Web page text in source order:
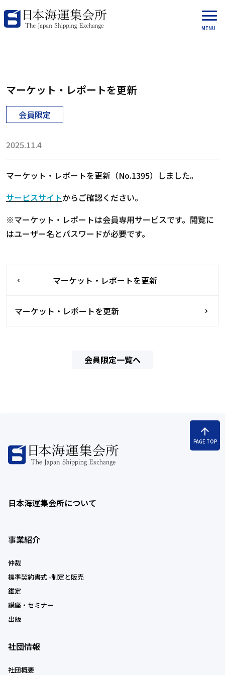
マーケット・レポートを更新
会員限定
2025.11.4
マーケット・レポートを更新（No.1395）しました。
サービスサイトからご確認ください。
※マーケット・レポートは会員専用サービスです。閲覧に
はユーザー名とパスワードが必要です。
マーケット・レポートを更新
マーケット・レポートを更新
会員限定一覧へ
arrow_upward
PAGE TOP
日本海運集会所について
事業紹介
仲裁
標準契約書式 -制定と販売
鑑定
講座・セミナー
出版
社団情報
社団概要